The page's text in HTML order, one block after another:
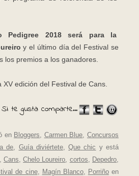
Pedigree 2018 será para la
y el último día del Festival se
los premios a los ganadores.
edición del Festival de Cans.
Si te gusta comparte...
en Bloggers Carmen Blue Concursos
de Guía diviértete,Que chic y está
Cans ,Chelo Loureiro cortos Depedro
de cine, Magín Blanco, Porriñoen